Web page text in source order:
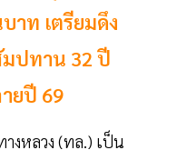
าท เตรียมดึง
ปทาน 32 ปี
ยปี 69
างหลวง (ทล.) เป็น